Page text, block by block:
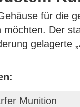
für die
Der
gelagerte
Munition